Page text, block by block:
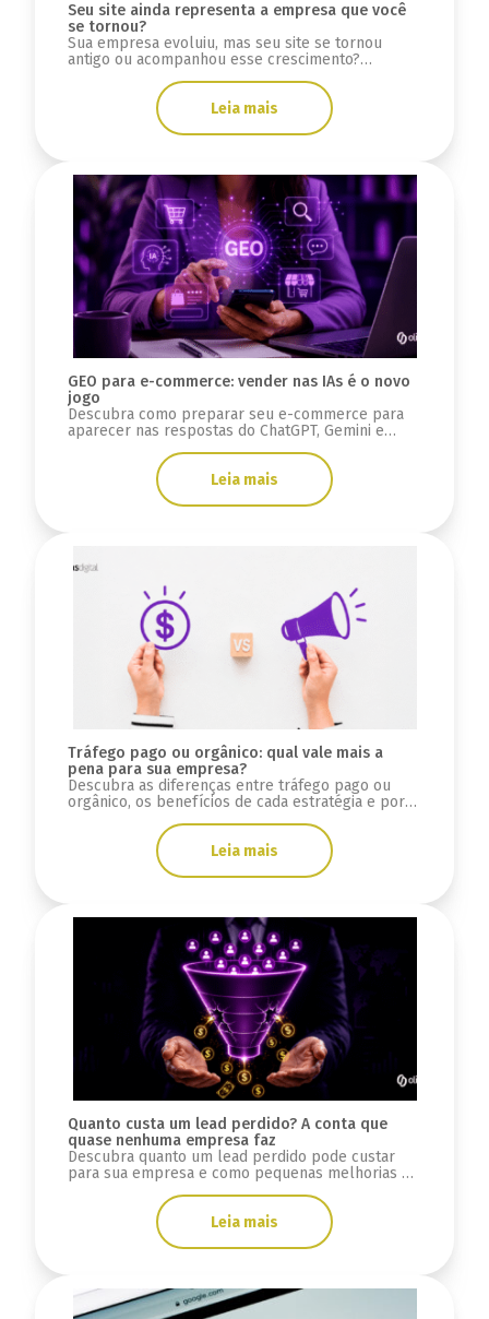
Seu site ainda representa a empresa que você
se tornou?
Sua empresa evoluiu, mas seu site se tornou
antigo ou acompanhou esse crescimento?
Leia mais
GEO para e-commerce: vender nas IAs é o novo
jogo
Descubra como preparar seu e-commerce para
aparecer nas respostas do ChatGPT, Gemini e
Leia mais
Tráfego pago ou orgânico: qual vale mais a
pena para sua empresa?
Descubra as diferenças entre tráfego pago ou
orgânico, os benefícios de cada estratégia e por
Leia mais
Quanto custa um lead perdido? A conta que
quase nenhuma empresa faz
Descubra quanto um lead perdido pode custar
para sua empresa e como pequenas melhorias na
Leia mais